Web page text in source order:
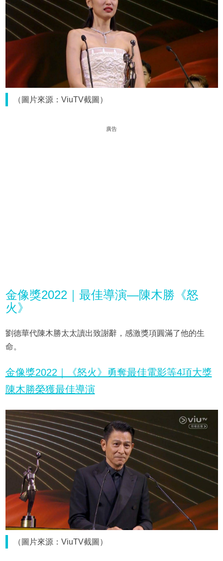
（圖片來源：ViuTV截圖）
廣告
金像獎2022｜最佳導演—陳木勝《怒
火》
劉德華代陳木勝太太讀出致謝辭，感激獎項圓滿了他的生
命。
金像獎2022｜《怒火》勇奪最佳電影等4項大獎
陳木勝榮獲最佳導演
（圖片來源：ViuTV截圖）